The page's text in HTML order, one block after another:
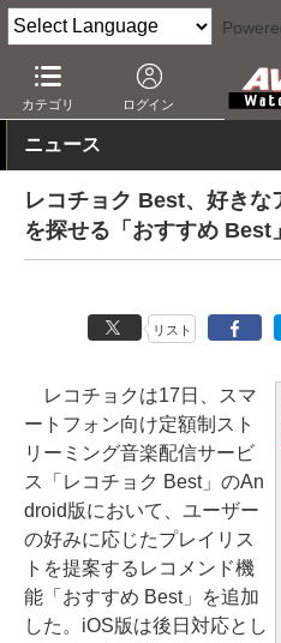
カテゴリ ログイン
AV Watch コンテンツ・サービス
ニュース
レコチョク Best、好きな
を探せる「おすすめ Best」
リスト
レコチョクは17日、スマ
ートフォン向け定額制スト
リーミング音楽配信サービ
ス「レコチョク Best」のAn
droid版において、ユーザー
の好みに応じたプレイリス
トを提案するレコメンド機
能「おすすめ Best」を追加
した。iOS版は後日対応とし